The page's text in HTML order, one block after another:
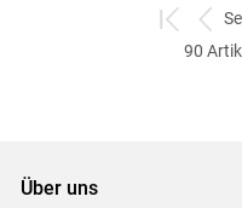
zum
erstenzum
90
Über uns